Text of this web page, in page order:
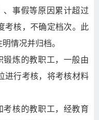
、事假等原因累计超过
考核，不确定档次。此
情况并归档。
锻炼的教职工，一般由
进行考核，将考核材料
考核的教职工，经教育